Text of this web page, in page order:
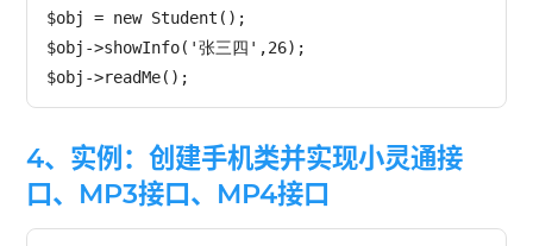
$obj = new Student();
$obj->showInfo('张三四',26);
4、实例：创建手机类并实现小灵通接
口、MP3接口、MP4接口